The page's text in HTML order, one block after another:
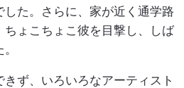
た。さらに、家が近く通学路
ょこちょこ彼を目撃し、しば
ず、いろいろなアーティスト